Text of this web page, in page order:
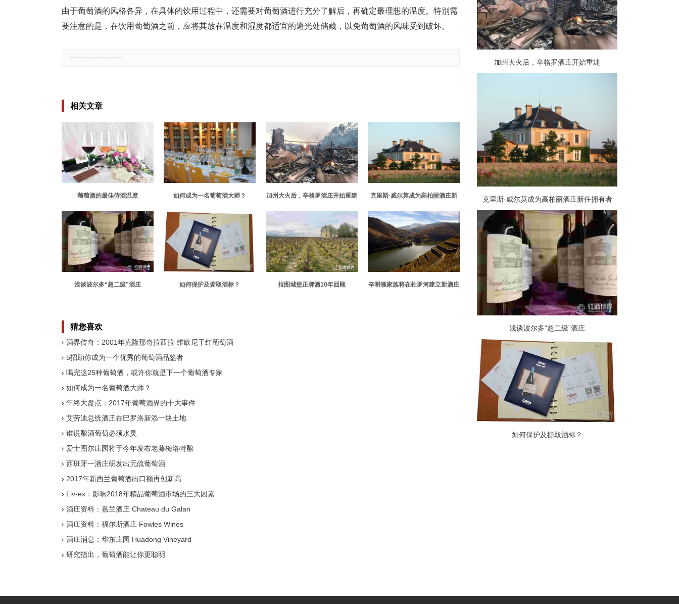
由于葡萄酒的风格各异，在具体的饮用过程中，还需要对葡萄酒进行充分了解后，再确定最理想的温度。特别需
要注意的是，在饮用葡萄酒之前，应将其放在温度和湿度都适宜的避光处储藏，以免葡萄酒的风味受到破坏。
相关文章
葡萄酒的最佳侍酒温度 如何成为一名葡萄酒大师？ 加州大火后，辛格罗酒庄开始重建
克里斯·威尔莫成为高柏丽酒庄新
浅谈波尔多“超二级”酒庄 如何保护及撕取酒标？ 拉图城堡正牌酒10年回顾 辛明顿家族将在杜罗河建立新酒庄
猜您喜欢
酒界传奇：2001年克隆那奇拉西拉-维欧尼干红葡萄酒
5招助你成为一个优秀的葡萄酒品鉴者
喝完这25种葡萄酒，或许你就是下一个葡萄酒专家
如何成为一名葡萄酒大师？
年终大盘点：2017年葡萄酒界的十大事件
艾劳迪总统酒庄在巴罗洛新添一块土地
谁说酿酒葡萄必须水灵
爱士图尔庄园将于今年发布老藤梅洛特酿
西班牙一酒庄研发出无硫葡萄酒
2017年新西兰葡萄酒出口额再创新高
Liv-ex：影响2018年精品葡萄酒市场的三大因素
酒庄资料：嘉兰酒庄 Chateau du Galan
酒庄资料：福尔斯酒庄 Fowles Wines
酒庄消息：华东庄园 Huadong Vineyard
研究指出，葡萄酒能让你更聪明
加州大火后，辛格罗酒庄开始重建
克里斯·威尔莫成为高柏丽酒庄新任拥有者
浅谈波尔多“超二级”酒庄
如何保护及撕取酒标？